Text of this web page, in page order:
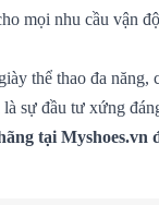
mọi nhu cầu vận
thể thao đa năng,
là sự đầu tư xứng
tại